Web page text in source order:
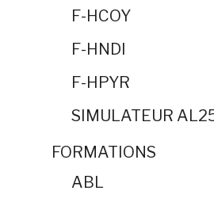
F-HCOY
F-HNDI
F-HPYR
SIMULATEUR
FORMATIONS
ABL